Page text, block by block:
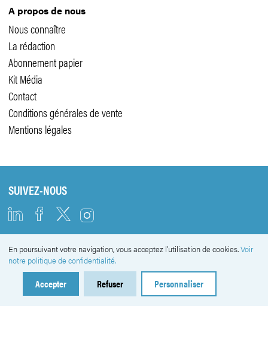
A propos de nous
Nous connaître
La rédaction
Abonnement papier
Kit Média
Contact
Conditions générales de vente
Mentions légales
SUIVEZ-NOUS
NEWSLETTER
En poursuivant votre navigation, vous acceptez l'utilisation de cookies.Voir
notre politique de confidentialité.
Accepter Refuser Personnaliser